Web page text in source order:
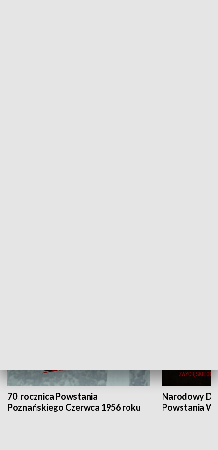
70. rocznica Powstania
Poznańskiego Czerwca 1956 roku
Narodowy
Powstania